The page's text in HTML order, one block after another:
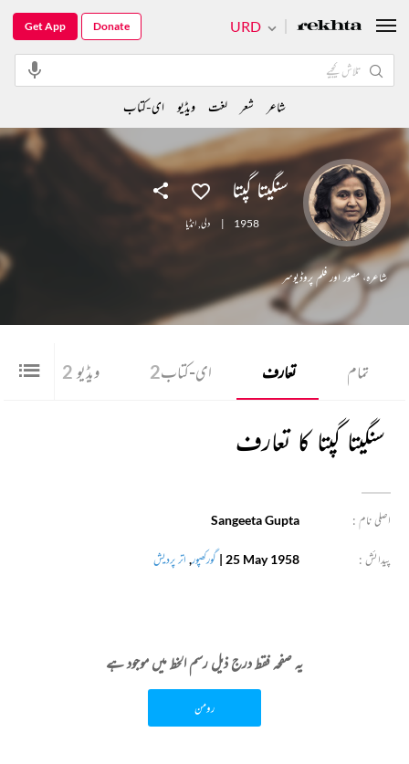
سنگیتا گپتا
1958
| دلی,انڈیا
شاعرہ، مصور اور فلم پروڈیوسر
تمام تعارف ای-کتاب2 ویڈیو 2
سنگیتا گپتا کا تعارف
اصلی نام : Sangeeta Gupta
پیدائش : 25 May 1958
| گورکھپور, اتر پردیش
یہ صفحہ فقط درج ذیل رسم الخط میں موجود ہے
رومن
URD
Get App Donate
شاعر شعر لغت ویڈیو ای-کتاب